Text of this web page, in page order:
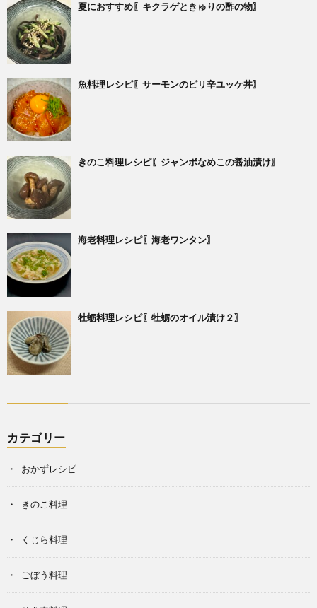
夏におすすめ〖キクラゲときゅりの酢の物〗
魚料理レシピ〖サーモンのピリ辛ユッケ丼〗
きのこ料理レシピ〖ジャンボなめこの醤油漬け〗
海老料理レシピ〖海老ワンタン〗
牡蛎料理レシピ〖牡蛎のオイル漬け２〗
カテゴリー
おかずレシピ
きのこ料理
くじら料理
ごぼう料理